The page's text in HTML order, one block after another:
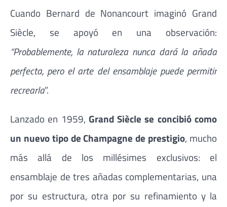
Cuando Bernard de Nonancourt imaginó Grand
Siècle, se apoyó en una observación:
“Probablemente, la naturaleza nunca dará la añada
perfecta, pero el arte del ensamblaje puede permitir
recrearla”.
Lanzado en 1959, Grand Siècle se concibió como
un nuevo tipo de Champagne de prestigio, mucho
más allá de los millésimes exclusivos: el
ensamblaje de tres añadas complementarias, una
por su estructura, otra por su refinamiento y la